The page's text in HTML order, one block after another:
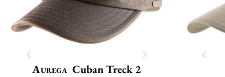
Aurega Cuban Treck 2